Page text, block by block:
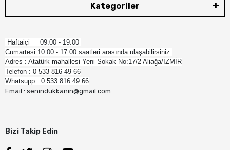
Kategoriler
Haftaiçi 09:00 - 19:00
Cumartesi 10:00 - 17:00 saatleri arasında ulaşabilirsiniz.
Adres : Atatürk mahallesi Yeni Sokak No:17/2 Aliağa/İZMİR
Telefon : 0 533 816 49 66
Whatsupp : 0 533 816 49 66
Email : senindukkanin@gmail.com
Bizi Takip Edin